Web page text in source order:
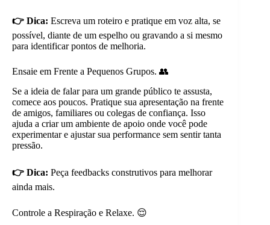
👉 Dica: Escreva um roteiro e pratique em voz alta, se
possível, diante de um espelho ou gravando a si mesmo
para identificar pontos de melhoria.
Ensaie em Frente a Pequenos Grupos. 👥
Se a ideia de falar para um grande público te assusta,
comece aos poucos. Pratique sua apresentação na frente
de amigos, familiares ou colegas de confiança. Isso
ajuda a criar um ambiente de apoio onde você pode
experimentar e ajustar sua performance sem sentir tanta
pressão.
👉 Dica: Peça feedbacks construtivos para melhorar
ainda mais.
Controle a Respiração e Relaxe. 😌